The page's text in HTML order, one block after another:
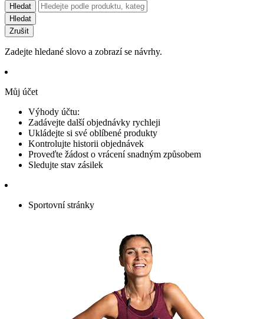
Hledat
Hledat
Zrušit
Zadejte hledané slovo a zobrazí se návrhy.
Můj účet
Výhody účtu:
Zadávejte další objednávky rychleji
Ukládejte si své oblíbené produkty
Kontrolujte historii objednávek
Proveďte žádost o vrácení snadným způsobem
Sledujte stav zásilek
Sportovní stránky